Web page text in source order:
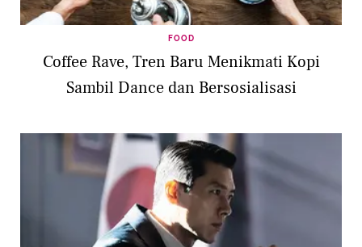
FOOD
Coffee Rave, Tren Baru Menikmati Kopi
Sambil Dance dan Bersosialisasi